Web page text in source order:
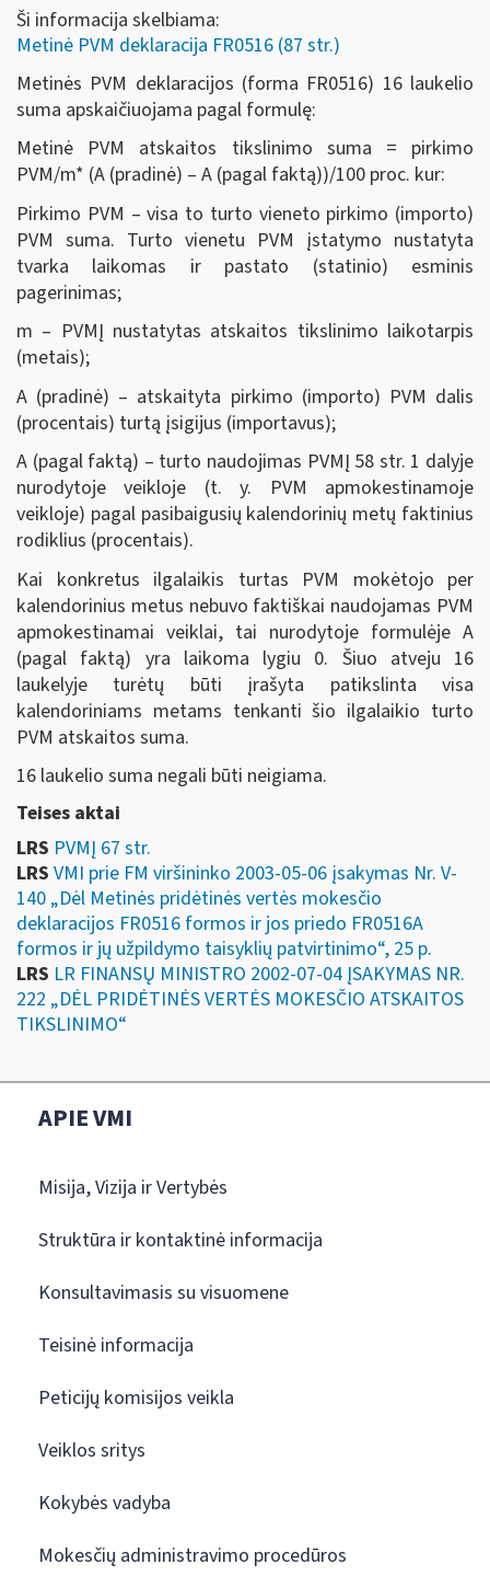
Ši informacija skelbiama:
Metinė PVM deklaracija FR0516 (87 str.)
Metinės PVM deklaracijos (forma FR0516) 16 laukelio
suma apskaičiuojama pagal formulę:
Metinė PVM atskaitos tikslinimo suma = pirkimo
PVM/m* (A (pradinė) – A (pagal faktą))/100 proc. kur:
Pirkimo PVM – visa to turto vieneto pirkimo (importo)
PVM suma. Turto vienetu PVM įstatymo nustatyta
tvarka laikomas ir pastato (statinio) esminis
pagerinimas;
m – PVMĮ nustatytas atskaitos tikslinimo laikotarpis
(metais);
A (pradinė) – atskaityta pirkimo (importo) PVM dalis
(procentais) turtą įsigijus (importavus);
A (pagal faktą) – turto naudojimas PVMĮ 58 str. 1 dalyje
nurodytoje veikloje (t. y. PVM apmokestinamoje
veikloje) pagal pasibaigusių kalendorinių metų faktinius
rodiklius (procentais).
Kai konkretus ilgalaikis turtas PVM mokėtojo per
kalendorinius metus nebuvo faktiškai naudojamas PVM
apmokestinamai veiklai, tai nurodytoje formulėje A
(pagal faktą) yra laikoma lygiu 0. Šiuo atveju 16
laukelyje turėtų būti įrašyta patikslinta visa
kalendoriniams metams tenkanti šio ilgalaikio turto
PVM atskaitos suma.
16 laukelio suma negali būti neigiama.
Teises aktai
LRS PVMĮ 67 str.
LRS VMI prie FM viršininko 2003-05-06 įsakymas Nr. V-
140 „Dėl Metinės pridėtinės vertės mokesčio
deklaracijos FR0516 formos ir jos priedo FR0516A
formos ir jų užpildymo taisyklių patvirtinimo“, 25 p.
LRS LR FINANSŲ MINISTRO 2002-07-04 ĮSAKYMAS NR.
222 „DĖL PRIDĖTINĖS VERTĖS MOKESČIO ATSKAITOS
TIKSLINIMO“
APIE VMI
Misija, Vizija ir Vertybės
Struktūra ir kontaktinė informacija
Konsultavimasis su visuomene
Teisinė informacija
Peticijų komisijos veikla
Veiklos sritys
Kokybės vadyba
Mokesčių administravimo procedūros